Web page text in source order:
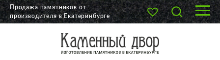
О КОМПАНИИ
Продажа памятников от
производителя в Екатеринбурге